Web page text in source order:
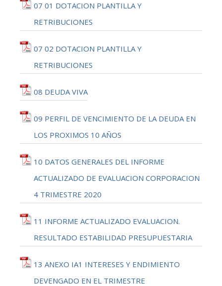
07 01 DOTACION PLANTILLA Y
RETRIBUCIONES
07 02 DOTACION PLANTILLA Y
RETRIBUCIONES
08 DEUDA VIVA
09 PERFIL DE VENCIMIENTO DE LA DEUDA EN
LOS PROXIMOS 10 AÑOS
10 DATOS GENERALES DEL INFORME
ACTUALIZADO DE EVALUACION CORPORACION
4 TRIMESTRE 2020
11 INFORME ACTUALIZADO EVALUACION.
RESULTADO ESTABILIDAD PRESUPUESTARIA
13 ANEXO IA1 INTERESES Y ENDIMIENTO
DEVENGADO EN EL TRIMESTRE